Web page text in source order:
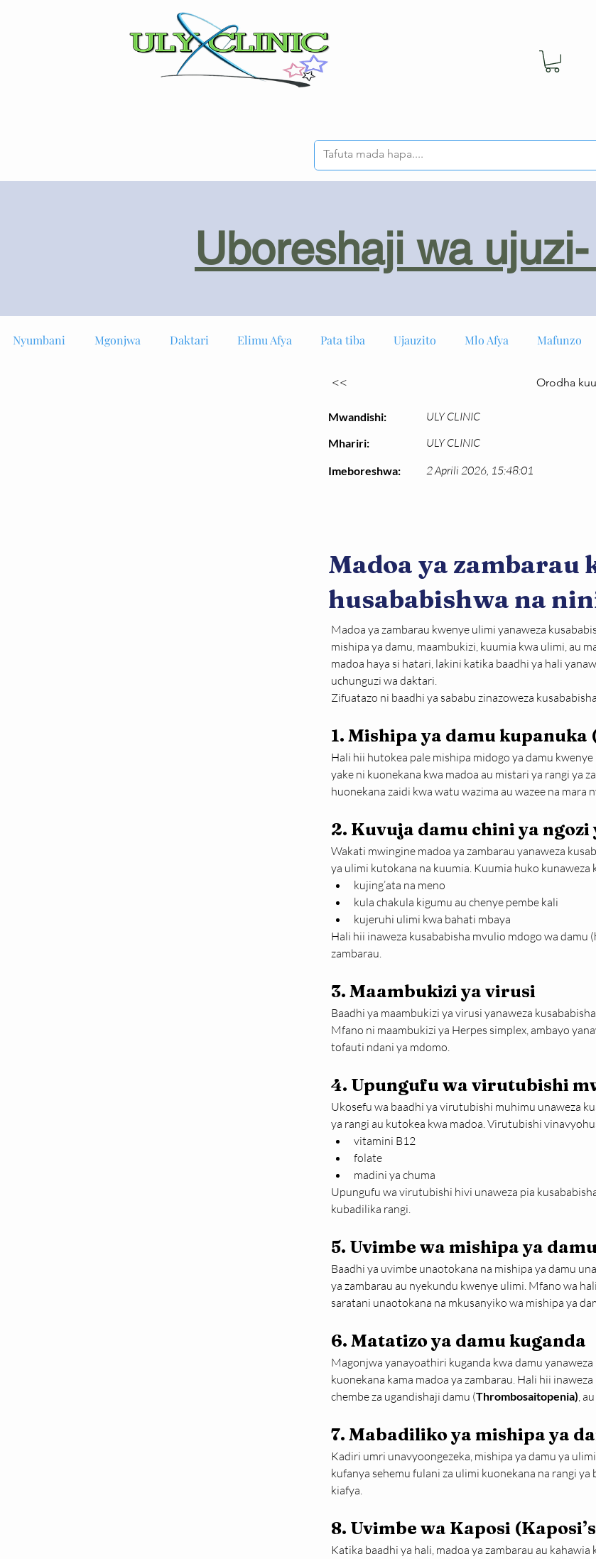
Uboreshaji wa
Nyumbani Mgonjwa Daktari Elimu Afya Pata tiba Ujauzito Mlo Afya Mafunzo
<<
Mwandishi:
Mhariri:
Imeboreshwa:
Orodha kuu
ULY CLINIC
ULY CLINIC
2 Aprili 2026, 15:48:01
Madoa ya zambarau
husababishwa na
Madoa ya zambarau kwenye ulimi yanaweza
mishipa ya damu, maambukizi, kuumia kwa ulimi, au
madoa haya si hatari, lakini katika baadhi ya hali
uchunguzi wa daktari.
Zifuatazo ni baadhi ya sababu zinazoweza
1. Mishipa ya damu
Hali hii hutokea pale mishipa midogo ya damu
yake ni kuonekana kwa madoa au mistari ya rangi ya
huonekana zaidi kwa watu wazima au wazee na mara
2. Kuvuja damu chini ya
Wakati mwingine madoa ya zambarau yanaweza
ya ulimi kutokana na kuumia. Kuumia huko kunaweza
kujing’ata na meno
kula chakula kigumu au chenye pembe kali
kujeruhi ulimi kwa bahati mbaya
Hali hii inaweza kusababisha mvulio mdogo wa damu
zambarau.
3. Maambukizi ya virusi
Baadhi ya maambukizi ya virusi yanaweza
Mfano ni maambukizi ya Herpes simplex, ambayo
tofauti ndani ya mdomo.
4. Upungufu wa virutubishi
Ukosefu wa baadhi ya virutubishi muhimu unaweza
ya rangi au kutokea kwa madoa. Virutubishi
vitamini B12
folate
madini ya chuma
Upungufu wa virutubishi hivi unaweza pia
kubadilika rangi.
5. Uvimbe wa mishipa ya
Baadhi ya uvimbe unaotokana na mishipa ya damu
ya zambarau au nyekundu kwenye ulimi. Mfano wa
saratani unaotokana na mkusanyiko wa mishipa ya
6. Matatizo ya damu kuganda
Magonjwa yanayoathiri kuganda kwa damu
kuonekana kama madoa ya zambarau. Hali hii
chembe za ugandishaji damu (Thrombosaitopenia),
7. Mabadiliko ya mishipa ya
Kadiri umri unavyoongezeka, mishipa ya damu ya
kufanya sehemu fulani za ulimi kuonekana na rangi
kiafya.
8. Uvimbe wa Kaposi
Katika baadhi ya hali, madoa ya zambarau au